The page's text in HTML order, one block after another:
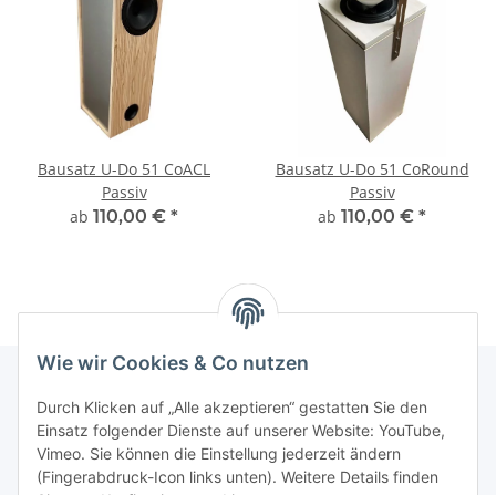
Bausatz U-Do 51 CoACL
Passiv
ab 110,00 € *
Bausatz U-Do 51 CoRound
Passiv
ab 110,00 € *
Informationen
Gesetzliche Informationen
Wie wir Cookies & Co nutzen
Durch Klicken auf „Alle akzeptieren“ gestatten Sie den
Einsatz folgender Dienste auf unserer Website: YouTube,
Vimeo. Sie können die Einstellung jederzeit ändern
(Fingerabdruck-Icon links unten). Weitere Details finden